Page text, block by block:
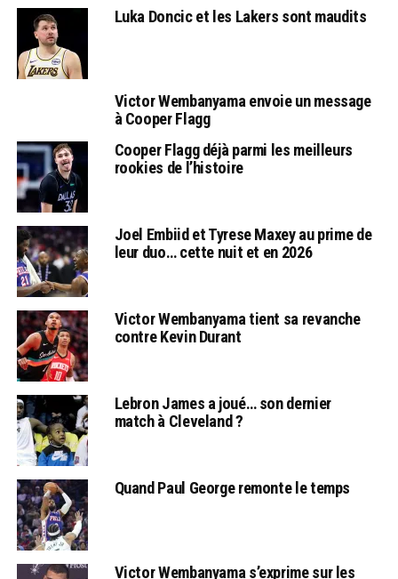
Luka Doncic et les Lakers sont maudits
Victor Wembanyama envoie un message
à Cooper Flagg
Cooper Flagg déjà parmi les meilleurs
rookies de l’histoire
Joel Embiid et Tyrese Maxey au prime de
leur duo… cette nuit et en 2026
Victor Wembanyama tient sa revanche
contre Kevin Durant
Lebron James a joué… son dernier
match à Cleveland ?
Quand Paul George remonte le temps
Victor Wembanyama s’exprime sur les